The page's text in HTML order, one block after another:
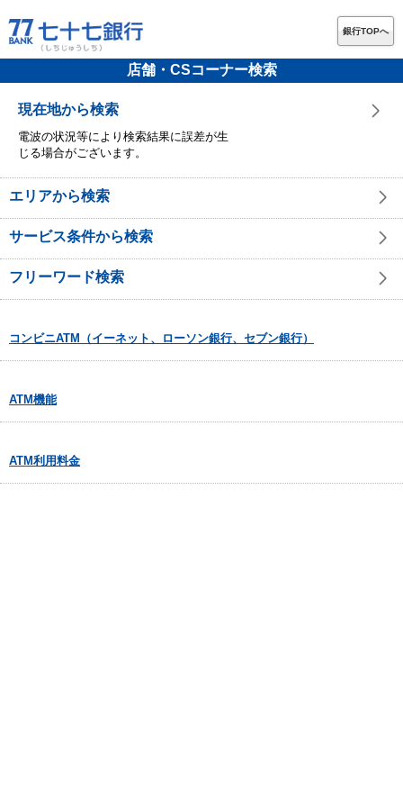
銀行TOPへ
店舗・CSコーナー検索
現在地から検索
電波の状況等により検索結果に誤差が生
じる場合がございます。
エリアから検索
サービス条件から検索
フリーワード検索
コンビニATM（イーネット、ローソン銀行、セブン銀行）
ATM機能
ATM利用料金